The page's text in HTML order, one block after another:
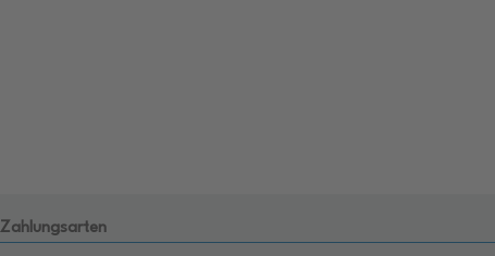
Zahlungsarten